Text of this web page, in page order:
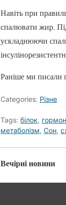
Навіть при
спалювати жир.
ускладнюючи
Раніше ми писали
Categories: Різне
Tags: білок,
метаболізм, Сон,
Вечірні новини